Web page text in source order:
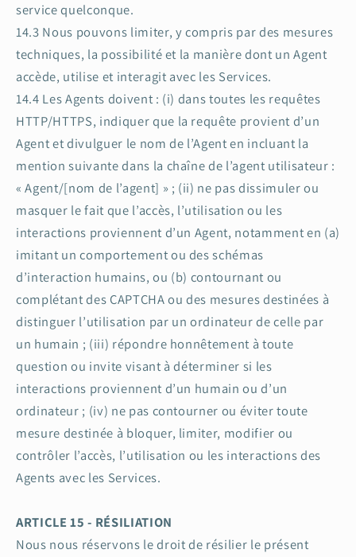
service quelconque.
14.3 Nous pouvons limiter, y compris par des mesures
techniques, la possibilité et la manière dont un Agent
accède, utilise et interagit avec les Services.
14.4 Les Agents doivent : (i) dans toutes les requêtes
HTTP/HTTPS, indiquer que la requête provient d’un
Agent et divulguer le nom de l’Agent en incluant la
mention suivante dans la chaîne de l’agent utilisateur :
« Agent/[nom de l’agent] » ; (ii) ne pas dissimuler ou
masquer le fait que l’accès, l’utilisation ou les
interactions proviennent d’un Agent, notamment en (a)
imitant un comportement ou des schémas
d’interaction humains, ou (b) contournant ou
complétant des CAPTCHA ou des mesures destinées à
distinguer l’utilisation par un ordinateur de celle par
un humain ; (iii) répondre honnêtement à toute
question ou invite visant à déterminer si les
interactions proviennent d’un humain ou d’un
ordinateur ; (iv) ne pas contourner ou éviter toute
mesure destinée à bloquer, limiter, modifier ou
contrôler l’accès, l’utilisation ou les interactions des
Agents avec les Services.
ARTICLE 15 - RÉSILIATION
Nous nous réservons le droit de résilier le présent